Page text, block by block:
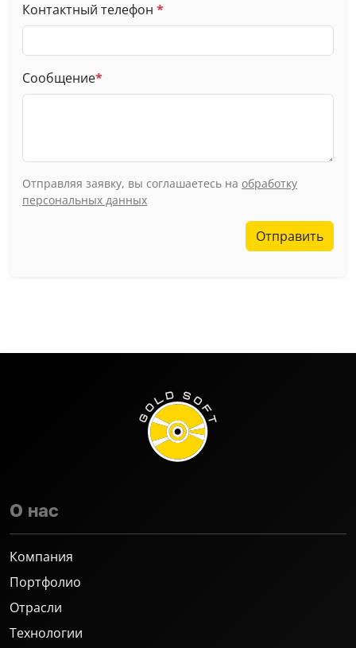
Контактный телефон *
Сообщение*
Отправляя заявку, вы соглашаетесь на обработку
персональных данных
Отправить
О нас
Компания
Портфолио
Отрасли
Технологии